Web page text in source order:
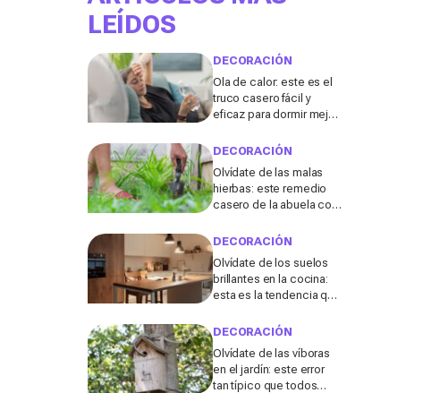
LEÍDOS
DECORACIÓN
Ola de calor: este es el
truco casero fácil y
eficaz para dormir mejor
DECORACIÓN
Olvídate de las malas
hierbas: este remedio
casero de la abuela con
tienes ya en tu cocina
DECORACIÓN
Olvídate de los suelos
brillantes en la cocina:
esta es la tendencia que
una diseñadora de
DECORACIÓN
Olvídate de las víboras
en el jardín: este error
tan típico que todos